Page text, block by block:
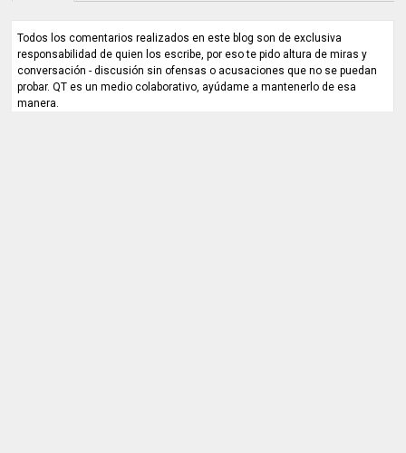
Todos los comentarios realizados en este blog son de exclusiva
responsabilidad de quien los escribe, por eso te pido altura de miras y
conversación - discusión sin ofensas o acusaciones que no se puedan
probar. QT es un medio colaborativo, ayúdame a mantenerlo de esa
manera.